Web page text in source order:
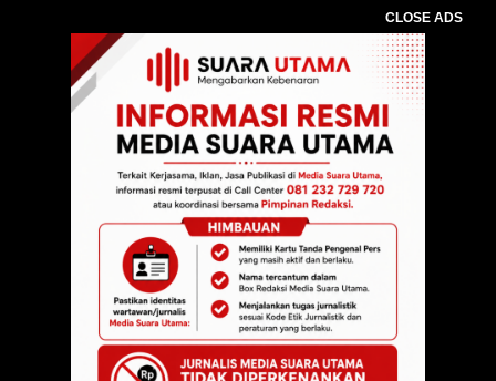
CLOSE ADS